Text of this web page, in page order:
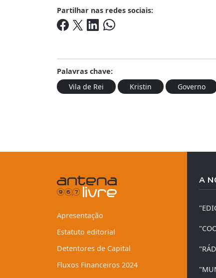
Partilhar nas redes sociais:
Palavras chave:
Vila de Rei
Kristin Governo
Apresentação
Estatuto editorial
Detentores de Capital
Fluxos Financeiros 2024
A